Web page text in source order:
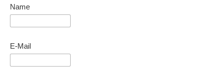
Name
E-Mail